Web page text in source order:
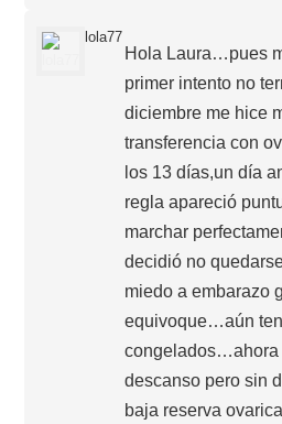
lola77
Hola Laura…pues
primer intento no
diciembre me hice
transferencia con
los 13 días,un día
regla apareció
marchar
decidió no
miedo a embarazo
equivoque…aún
congelados…ahora
descanso pero sin
baja reserva